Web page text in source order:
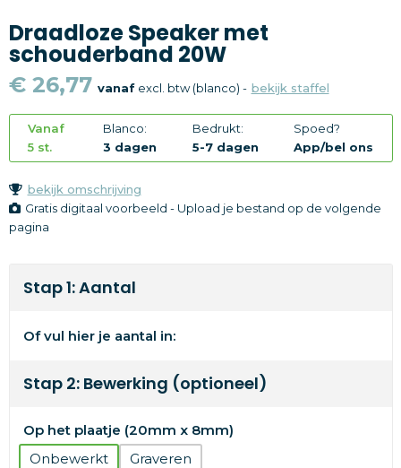
Textiel
Merken
Draadloze Speaker met
schouderband 20W
€ 26,77 vanafexcl. btw (blanco) - bekijk staffel
Vanaf
5 st.
Blanco:
3 dagen
Bedrukt:
5-7 dagen
Spoed?
App/bel ons
bekijk omschrijving
Gratis digitaal voorbeeld - Upload je bestand op de volgende
pagina
Stap 1: Aantal
Of vul hier je aantal in:
Stap 2: Bewerking (optioneel)
Op het plaatje (20mm x 8mm)
Onbewerkt
Graveren